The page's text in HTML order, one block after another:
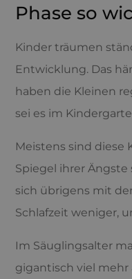
Phase so
Kinder träumen
Entwicklung. Das
haben die Kleinen
sei es im
Meistens sind diese
Spiegel ihrer Ängste
sich übrigens mit
Schlafzeit weniger,
Im Säuglingsalter
gigantisch viel mehr